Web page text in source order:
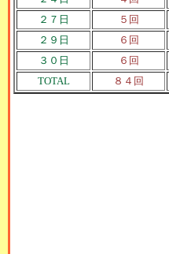
２７日
５回
２９日
６回
３０日
６回
TOTAL
８４回